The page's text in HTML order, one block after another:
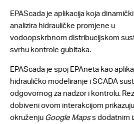
EPAScada je aplikacija koja
analizira hidrauličke promjene u
vodoopskrbnom distribucijskom
svrhu kontrole gubitaka.
EPAScada je spoj EPAneta kao
hidrauličko modeliranje i SCADA
odgovornog za nadzor i kontrolu.
dobiveni ovom interakcijom
okruženju Google Mapss dodatnim